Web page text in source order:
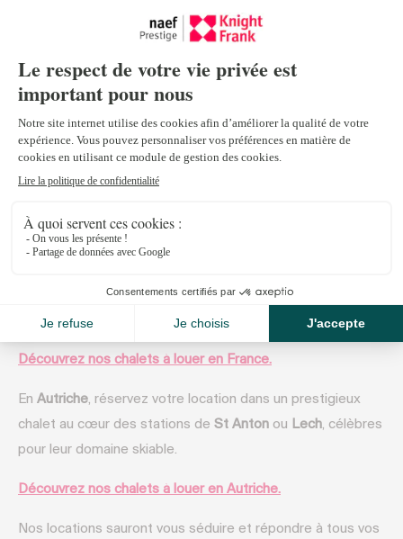
Découvrez en exclusivité notrenouveau service de location
Suisse,France etAutriche.
chalets et appartements, dans les stationsde Verbier ou
Zermatt au milieu d’un cadre authentique au cœur du Valais.
EnFrance, découvrez de somptueuses propriétés à
, station sportive et offrant un art de vivre
combinant l’authenticité et le raffinement.
Découvrez nos chalets à louer en France.
En Autriche, réservez votre location dans un prestigieux
chalet au cœur des stations de St Anton ou Lech, célèbres
pour leur domaine skiable.
Découvrez nos chalets à louer en Autriche.
Nos locations sauront vous séduire et répondre à tous vos